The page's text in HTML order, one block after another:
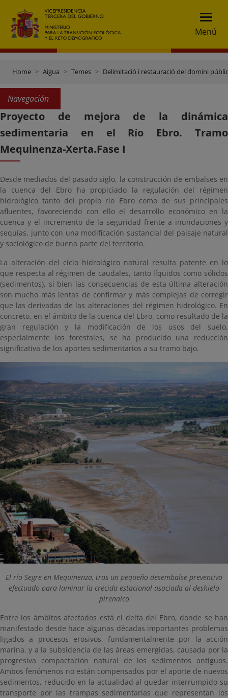
Menú
Home Aigua Temes Delimitació i restauració del domini
Navegación
Proyecto de mejora de la dinámica
sedimentaria en el Río Ebro. Tramo
Mequinenza-Xerta.Fase I
Desde mediados del pasado siglo, la construcción de embalses en
la cuenca del Ebro ha propiciado la regulación del régimen
hidrológico tanto del propio río Ebro como de sus principales
afluentes, favoreciendo con ello el desarrollo económico en la
cuenca y el incremento de la seguridad frente a inundaciones y
sequías, junto con una modificación sustancial del paisaje natural
y sociológico de buena parte del territorio.
La alteración del ciclo hidrológico natural resulta patente en lo
que respecta al régimen de caudales, tanto líquidos como sólidos
(sedimentos), si bien las consecuencias de esta última alteración
son mucho más lentas de confirmar y más complejas de corregir
que las derivadas de las alteraciones del régimen hidrológico. En
concreto, en el ámbito de la cuenca del Ebro, como resultado de la
gran regulación y la modificación de los usos del suelo,
especialmente los forestales, se ha producido una reducción
significativa de los aportes sedimentarios a su tramo bajo.
El río Segre en Mequinenza, tras un pequeño desembalse preventivo
efectuado para laminar la crecida estacional asociada al deshielo
pirenaico
Entre los ámbitos afectados está el delta del Ebro, donde se han
manifestado desde hace algunas décadas importantes problemas
ligados a procesos erosivos, fundamentalmente por la acción
marina, y a la subsidencia de las áreas emergidas, causada por la
progresiva compactación natural de los sedimentos antiguos.
Ambos fenómenos no están compensados por el aporte de nuevos
sedimentos, reducido en la actualidad al quedar interrumpido su
transporte por las trampas sedimentarias que representan los